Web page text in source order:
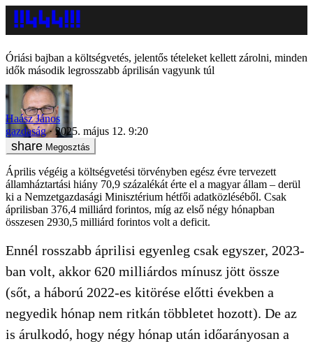
Óriási bajban a költségvetés, jelentős tételeket kellett zárolni, minden
idők második legrosszabb áprilisán vagyunk túl
Haász János
gazdaság
2025. május 12. 9:20
Megosztás
Április végéig a költségvetési törvényben egész évre tervezett
államháztartási hiány 70,9 százalékát érte el a magyar állam – derül
ki a Nemzetgazdasági Minisztérium hétfői adatközléséből. Csak
áprilisban 376,4 milliárd forintos, míg az első négy hónapban
összesen 2930,5 milliárd forintos volt a deficit.
Ennél rosszabb áprilisi egyenleg csak egyszer, 2023-
ban volt, akkor 620 milliárdos mínusz jött össze
(sőt, a háború 2022-es kitörése előtti években a
negyedik hónap nem ritkán többletet hozott). De az
is árulkodó, hogy négy hónap után időarányosan a